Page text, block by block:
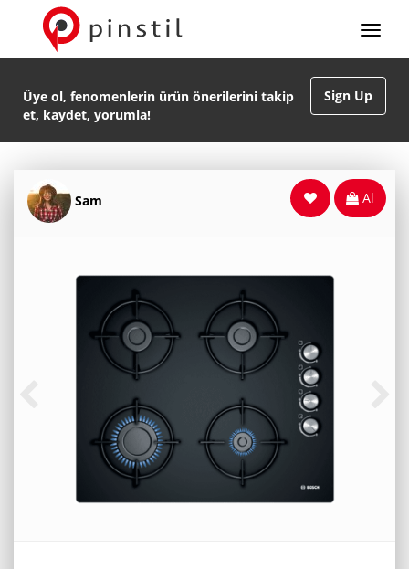
Sign Up
Üye ol, fenomenlerin ürün önerilerini takip
et, kaydet, yorumla!
Sam Al